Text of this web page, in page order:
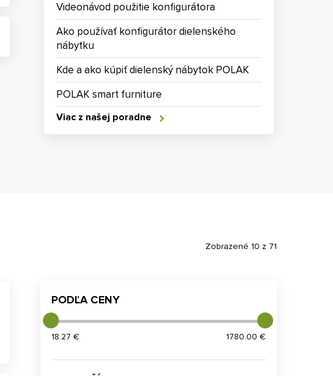
Videonávod použitie konfigurátora
Ako používať konfigurátor dielenského
nábytku
Kde a ako kúpiť dielenský nábytok POLAK
POLAK smart furniture
Viac z našej poradne
Zobrazené 10 z 71
PODĽA CENY
18.27 € 1780.00 €